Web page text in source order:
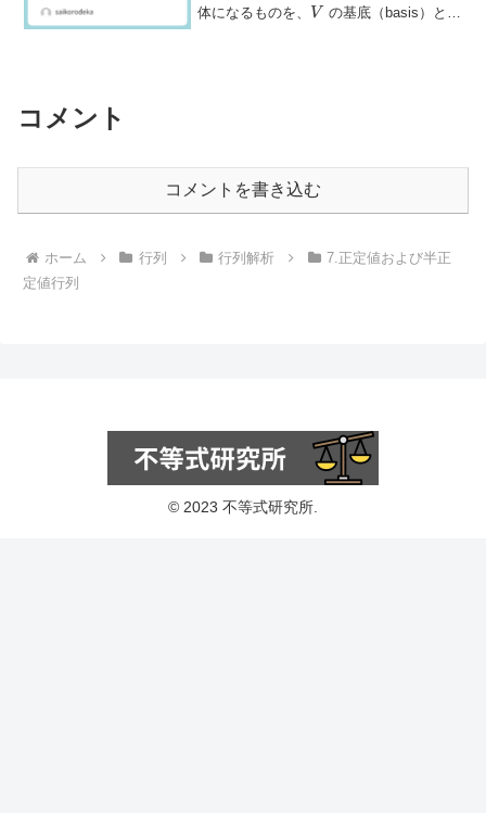
体になるものを、 V
V の基底（basis）と呼
コメント
コメントを書き込む
ホーム 行列 行列解析
7.正定値および半正
定値行列
© 2023 不等式研究所.